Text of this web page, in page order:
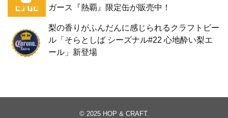
ガース『熱覇』限定缶が販売中！
梨の香りがふんだんに感じられるクラフトビー
ル「そらとしば シーズナル#22 心地酔い梨エ
ール」新登場
© 2025 HOP & CRAFT.